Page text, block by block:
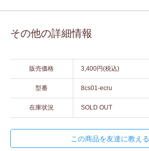
その他の詳細情報
販売価格 3,400円(税込)
型番 8cs01-ecru
在庫状況 SOLD OUT
この商品を友達に教える